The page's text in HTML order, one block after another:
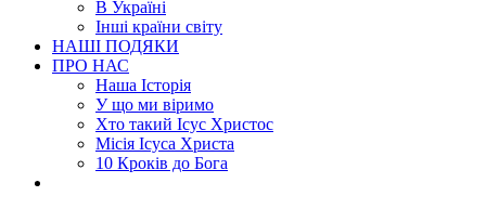
В Україні
Інші країни світу
НАШІ ПОДЯКИ
ПРО НАС
Наша Історія
У що ми віримо
Хто такий Ісус Христос
Місія Ісуса Христа
10 Кроків до Бога